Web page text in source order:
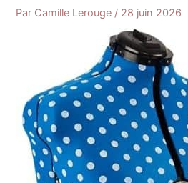
Par Camille Lerouge / 28 juin 2026